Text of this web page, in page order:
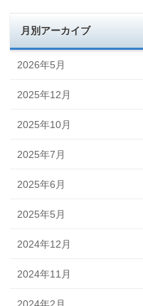
月別アーカイブ
2026年5月
2025年12月
2025年10月
2025年7月
2025年6月
2025年5月
2024年12月
2024年11月